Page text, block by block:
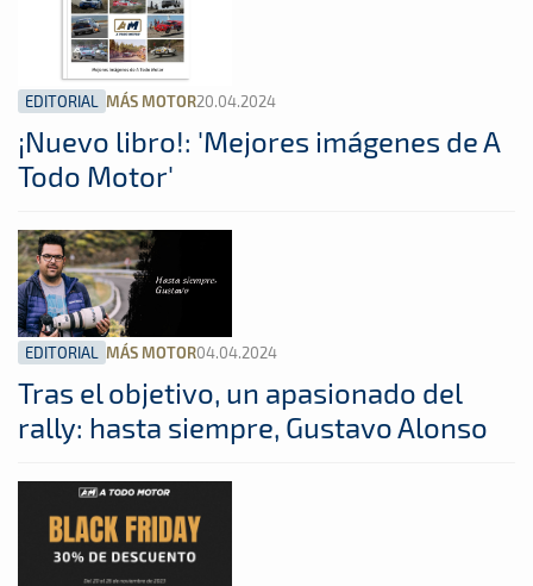
EDITORIAL MÁS MOTOR20.04.2024
¡Nuevo libro!: 'Mejores imágenes de A
Todo Motor'
EDITORIAL MÁS MOTOR04.04.2024
Tras el objetivo, un apasionado del
rally: hasta siempre, Gustavo Alonso